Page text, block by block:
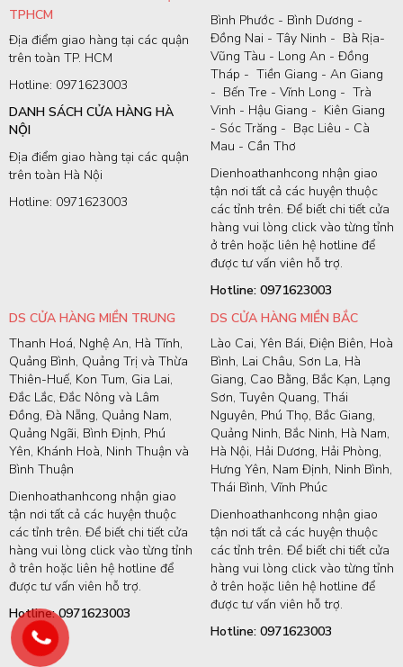
TPHCM
Địa điểm giao hàng tại các quận
trên toàn TP. HCM
Hotline: 0971623003
DANH SÁCH CỬA HÀNG HÀ
NỘI
Địa điểm giao hàng tại các quận
trên toàn Hà Nội
Hotline: 0971623003
Bình Phước - Bình Dương -
Đồng Nai - Tây Ninh - Bà Rịa-
Vũng Tàu - Long An - Đồng
Tháp - Tiền Giang - An Giang
- Bến Tre - Vĩnh Long - Trà
Vinh - Hậu Giang - Kiên Giang
- Sóc Trăng - Bạc Liêu - Cà
Mau - Cần Thơ
Dienhoathanhcong nhận giao
tận nơi tất cả các huyện thuộc
các tỉnh trên. Để biết chi tiết cửa
hàng vui lòng click vào từng tỉnh
ở trên hoặc liên hệ hotline để
được tư vấn viên hỗ trợ.
Hotline: 0971623003
DS CỬA HÀNG MIỀN TRUNG
Thanh Hoá, Nghệ An, Hà Tĩnh,
Quảng Bình, Quảng Trị và Thừa
Thiên-Huế, Kon Tum, Gia Lai,
Đắc Lắc, Đắc Nông và Lâm
Đồng, Đà Nẵng, Quảng Nam,
Quảng Ngãi, Bình Định, Phú
Yên, Khánh Hoà, Ninh Thuận và
Bình Thuận
Dienhoathanhcong nhận giao
tận nơi tất cả các huyện thuộc
các tỉnh trên. Để biết chi tiết cửa
hàng vui lòng click vào từng tỉnh
ở trên hoặc liên hệ hotline để
được tư vấn viên hỗ trợ.
Hotline: 0971623003
DS CỬA HÀNG MIỀN BẮC
Lào Cai, Yên Bái, Điện Biên, Hoà
Bình, Lai Châu, Sơn La, Hà
Giang, Cao Bằng, Bắc Kạn, Lạng
Sơn, Tuyên Quang, Thái
Nguyên, Phú Thọ, Bắc Giang,
Quảng Ninh, Bắc Ninh, Hà Nam,
Hà Nội, Hải Dương, Hải Phòng,
Hưng Yên, Nam Định, Ninh Bình,
Thái Bình, Vĩnh Phúc
Dienhoathanhcong nhận giao
tận nơi tất cả các huyện thuộc
các tỉnh trên. Để biết chi tiết cửa
hàng vui lòng click vào từng tỉnh
ở trên hoặc liên hệ hotline để
được tư vấn viên hỗ trợ.
Hotline: 0971623003